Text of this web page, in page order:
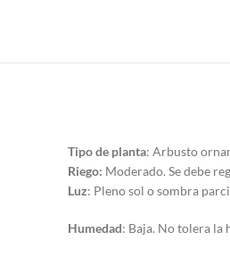
Tipo de planta: Arbusto
Riego: Moderado. Se debe
Luz: Pleno sol o sombra
Humedad: Baja. No tolera la